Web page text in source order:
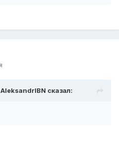
AleksandrIBN сказал: